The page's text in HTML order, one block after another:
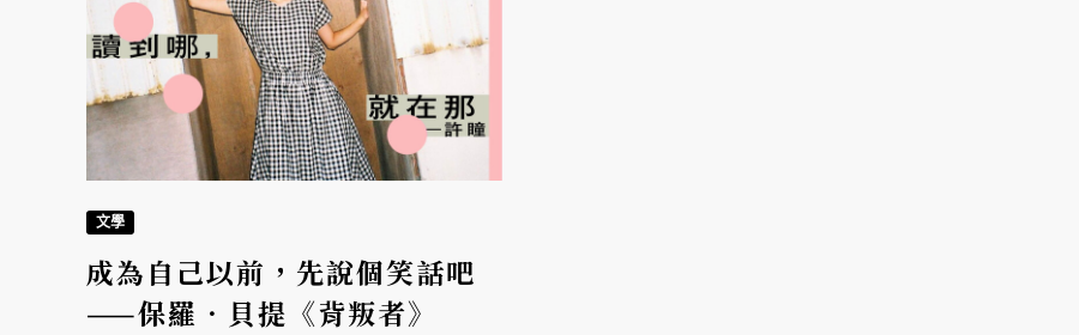
文學
成為自己以前，先說個笑話吧
——保羅．貝提《背叛者》